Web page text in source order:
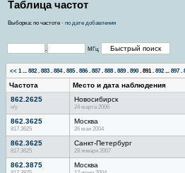
Таблица частот
Выборка: по частоте · по дате добавления
МГц
<< 1... 882. 883 . 884. 885. 886. 887 . 888. 889. 890 . 891. 892... 897 .
Частота Место и дата наблюдения
862.2625
н/у
Новосибирск
24 марта 2006
862.3625
817.3625
Москва
26 мая 2004
862.3625
817.3625
Санкт-Петербург
28 января 2007
862.3875 Москва